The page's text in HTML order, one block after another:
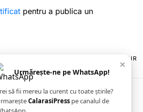
pentru a publica un
POLITICA DE ANULARE & RETUR
& TIPĂRITĂ
CONTACT
ANUNȚUL CĂLĂRĂȘEAN
×
Urmărește-ne pe WhatsApp!
să fii mereu la curent cu toate știrile?
CalarasiPress pe canalul de